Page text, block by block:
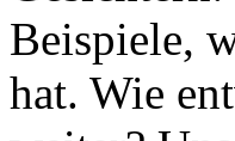
Beispiele,
hat. Wie